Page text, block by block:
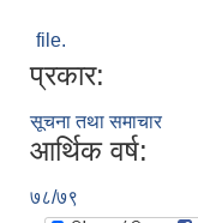
file.
प्रकार:
सूचना तथा समाचार
आर्थिक वर्ष:
७८/७९